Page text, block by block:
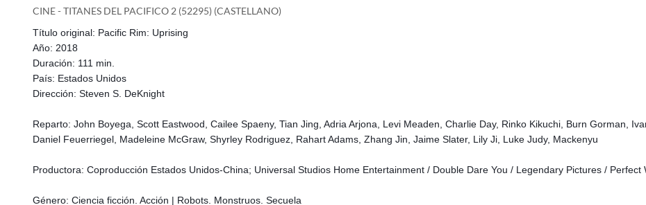
CINE - TITANES DEL PACIFICO 2 (52295) (CASTELLANO)
Título original: Pacific Rim: Uprising
Año: 2018
Duración: 111 min.
País: Estados Unidos
Dirección: Steven S. DeKnight
Reparto: John Boyega, Scott Eastwood, Cailee Spaeny, Tian Jing, Adria Arjona, Levi Meaden, Charlie Day, Rinko Kikuchi, Burn Gorman,
Daniel Feuerriegel, Madeleine McGraw, Shyrley Rodriguez, Rahart Adams, Zhang Jin, Jaime Slater, Lily Ji, Luke Judy, Mackenyu
Productora: Coproducción Estados Unidos-China; Universal Studios Home Entertainment / Double Dare You / Legendary Pictures / Perfect
Género: Ciencia ficción. Acción | Robots. Monstruos. Secuela